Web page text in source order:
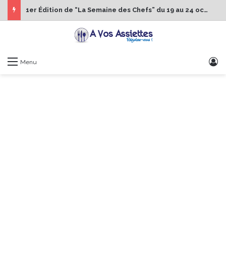
1er Édition de “La Semaine des Chefs” du 19 au 24 octobre 2026
Menu